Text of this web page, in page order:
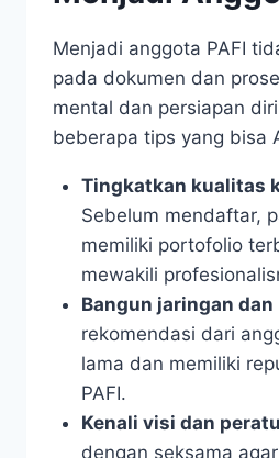
Menjadi anggota PAFI
pada dokumen dan
mental dan persiapan
beberapa tips yang bisa
Tingkatkan kualitas
Sebelum mendaftar,
memiliki portofolio
mewakili
Bangun jaringan dan
rekomendasi dari
lama dan memiliki
PAFI.
Kenali visi dan
dengan seksama